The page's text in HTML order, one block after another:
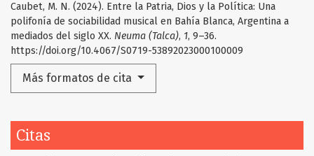
Caubet, M. N. (2024). Entre la Patria, Dios y la Política: Una
polifonía de sociabilidad musical en Bahía Blanca, Argentina a
mediados del siglo XX. Neuma (Talca), 1, 9–36.
https://doi.org/10.4067/S0719-53892023000100009
Más formatos de cita
Citas